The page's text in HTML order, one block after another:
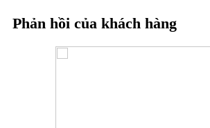
Phản hồi của khách hàng